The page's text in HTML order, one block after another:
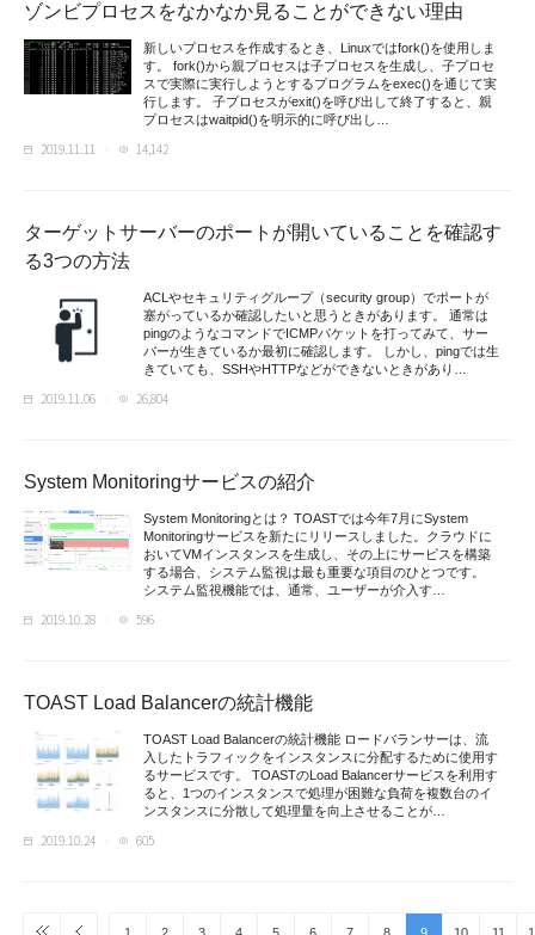
ゾンビプロセスをなかなか見ることができない理由
新しいプロセスを作成するとき、Linuxではfork()を使用しま
す。 fork()から親プロセスは子プロセスを生成し、子プロセ
スで実際に実行しようとするプログラムをexec()を通じて実
行します。 子プロセスがexit()を呼び出して終了すると、親
プロセスはwaitpid()を明示的に呼び出し…
2019.11.11 14,142
ターゲットサーバーのポートが開いていることを確認す
る3つの方法
ACLやセキュリティグループ（security group）でポートが
塞がっているか確認したいと思うときがあります。 通常は
pingのようなコマンドでICMPパケットを打ってみて、サー
バーが生きているか最初に確認します。 しかし、pingでは生
きていても、SSHやHTTPなどができないときがあり…
2019.11.06 26,804
System Monitoringサービスの紹介
System Monitoringとは？ TOASTでは今年7月にSystem
Monitoringサービスを新たにリリースしました。クラウドに
おいてVMインスタンスを生成し、その上にサービスを構築
する場合、システム監視は最も重要な項目のひとつです。
システム監視機能では、通常、ユーザーが介入す…
2019.10.28 596
TOAST Load Balancerの統計機能
TOAST Load Balancerの統計機能 ロードバランサーは、流
入したトラフィックをインスタンスに分配するために使用す
るサービスです。 TOASTのLoad Balancerサービスを利用す
ると、1つのインスタンスで処理が困難な負荷を複数台のイ
ンスタンスに分散して処理量を向上させることが…
2019.10.24 605